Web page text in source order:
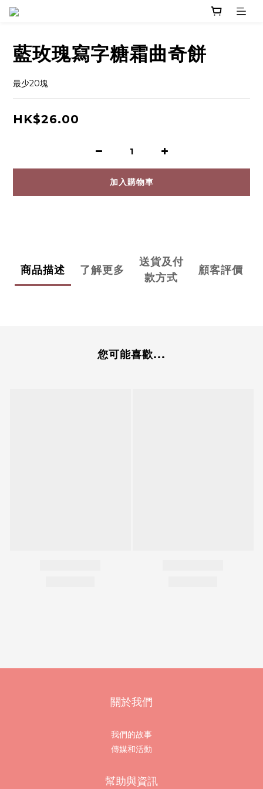
藍玫瑰寫字糖霜曲奇餅
最少20塊
HK$26.00
加入購物車
商品描述 了解更多
送貨及付
款方式
顧客評價
您可能喜歡...
關於我們
我們的故事
傳媒和活動
幫助與資訊